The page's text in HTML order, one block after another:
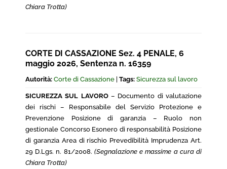
Chiara Trotta)
CORTE DI CASSAZIONE Sez. 4 PENALE, 6
maggio 2026, Sentenza n. 16359
Autorità: Corte di Cassazione Tags: Sicurezza sul lavoro
SICUREZZA SUL LAVORO– Documento di valutazione
dei rischi – Responsabile del Servizio Protezione e
Prevenzione Posizione di garanzia – Ruolo non
gestionale Concorso Esonero di responsabilità Posizione
di garanzia Area di rischio Prevedibilità Imprudenza Art.
29 D.Lgs. n. 81/2008. (Segnalazione e massime a cura di
Chiara Trotta)